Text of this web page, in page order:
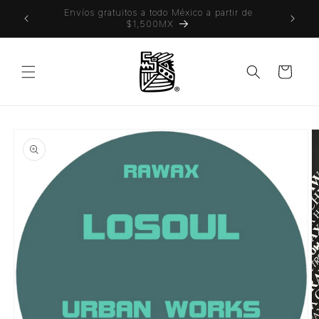
directamenteEnvíos gratuitos a todo México a partir de
$1,500MX
Carrito
a la
información
del producto